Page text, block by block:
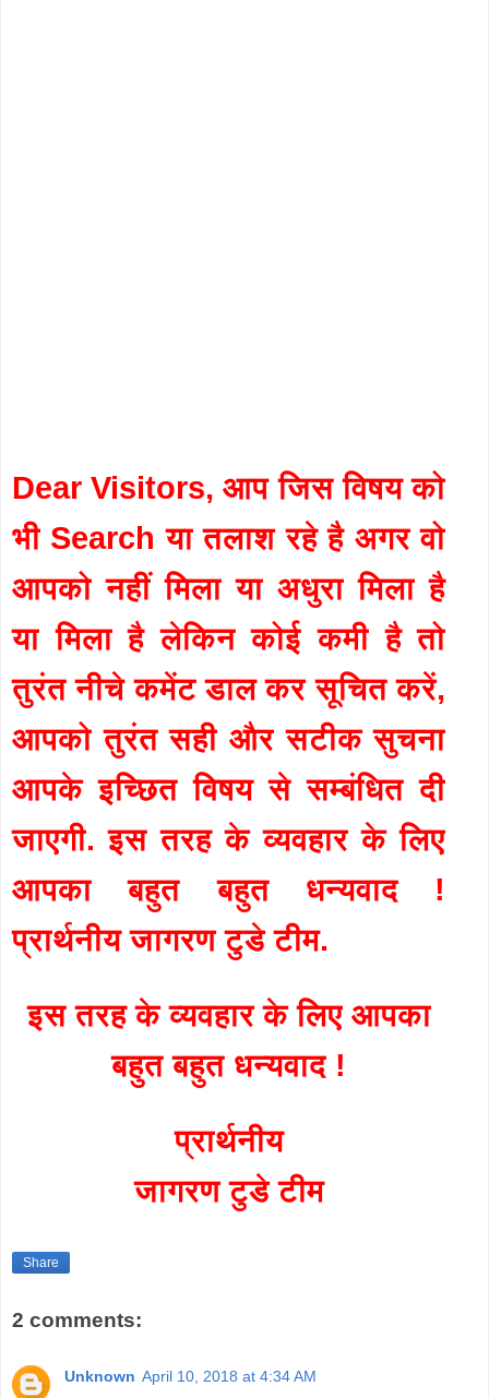
Dear Visitors, आप जिस विषय को
भी Search या तलाश रहे है अगर वो
आपको नहीं मिला या अधुरा मिला है
या मिला है लेकिन कोई कमी है तो
तुरंत नीचे कमेंट डाल कर सूचित करें,
आपको तुरंत सही और सटीक सुचना
आपके इच्छित विषय से सम्बंधित दी
जाएगी. इस तरह के व्यवहार के लिए
आपका बहुत बहुत धन्यवाद !
प्रार्थनीय जागरण टुडे टीम.
इस तरह के व्यवहार के लिए आपका
बहुत बहुत धन्यवाद !
प्रार्थनीय
जागरण टुडे टीम
Share
2 comments:
Unknown April 10, 2018 at 4:34 AM